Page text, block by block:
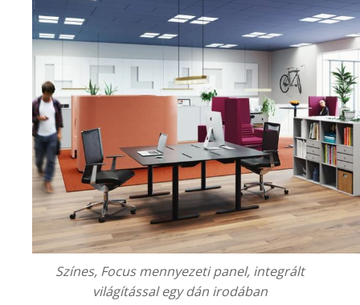
Színes, Focus mennyezeti panel, integrált
világítással egy dán irodában